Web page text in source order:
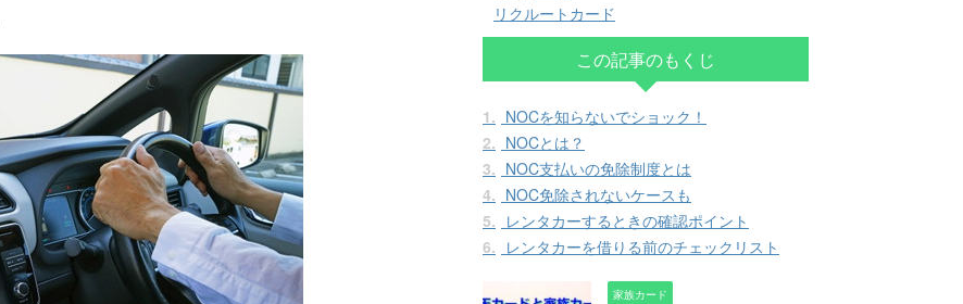
リクルートカード
この記事のもくじ
1. NOCを知らないでショック！
2. NOCとは？
3. NOC支払いの免除制度とは
4. NOC免除されないケースも
5. レンタカーするときの確認ポイント
6. レンタカーを借りる前のチェックリスト
家族カード